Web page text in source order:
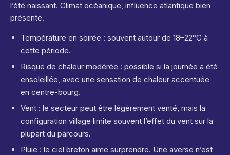
l’été naissant. Climat océanique, influence atlantique bien
présente.
Température en soirée : souvent autour de 18–22°C à
cette période.
Risque de chaleur modérée : possible si la journée a été
ensoleillée, avec une sensation de chaleur accentuée
en centre-bourg.
Vent : le secteur peut être légèrement venté, mais la
configuration village limite souvent l’effet du vent sur la
plupart du parcours.
Pluie : le ciel breton aime surprendre. Une averse n’est